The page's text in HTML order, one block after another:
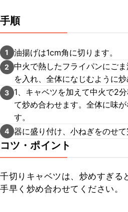
手順
1 油揚げは1cm角に切ります。
2
中火で熱したフライパンにご
を入れ、全体になじむように炒
3
1、キャベツを加えて中火で2
て炒め合わせます。全体に味
す。
4 器に盛り付け、小ねぎをのせて
コツ・ポイント
千切りキャベツは、炒めすぎる
手早く炒め合わせてください。